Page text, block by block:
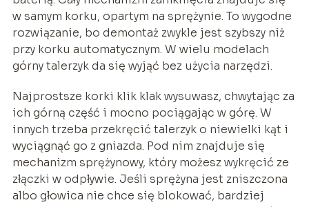
w samym korku, opartym na sprężynie. To wygodne
rozwiązanie, bo demontaż zwykle jest szybszy niż
przy korku automatycznym. W wielu modelach
górny talerzyk da się wyjąć bez użycia narzędzi.
Najprostsze korki klik klak wysuwasz, chwytając za
ich górną część i mocno pociągając w górę. W
innych trzeba przekręcić talerzyk o niewielki kąt i
wyciągnąć go z gniazda. Pod nim znajduje się
mechanizm sprężynowy, który możesz wykręcić ze
złączki w odpływie. Jeśli sprężyna jest zniszczona
albo głowica nie chce się blokować, bardziej